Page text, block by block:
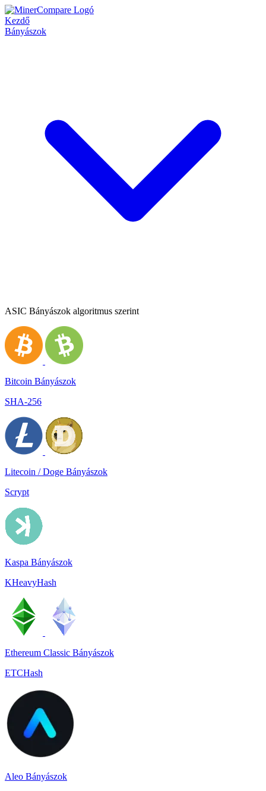
Kezdő
Bányászok
ASIC Bányászok algoritmus szerint
Bitcoin Bányászok
SHA-256
Litecoin / Doge Bányászok
Scrypt
Kaspa Bányászok
KHeavyHash
Ethereum Classic Bányászok
ETCHash
Aleo Bányászok